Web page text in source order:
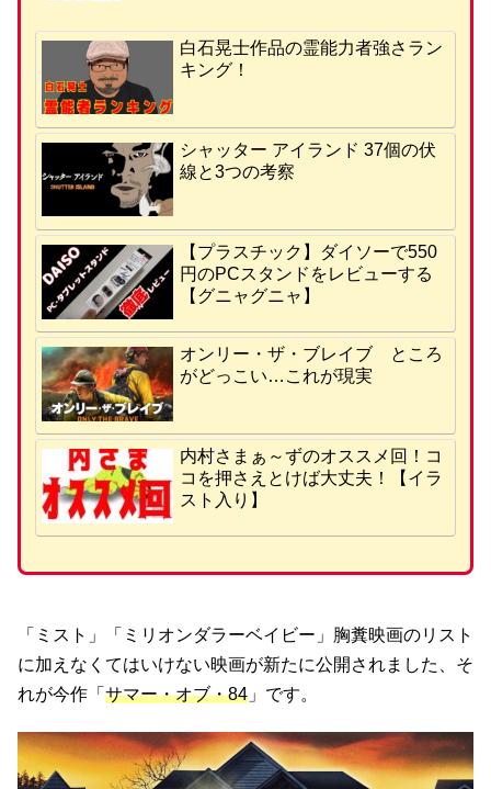
白石晃士作品の霊能力者強さラン
キング！
シャッター アイランド 37個の伏
線と3つの考察
【プラスチック】ダイソーで550
円のPCスタンドをレビューする
【グニャグニャ】
オンリー・ザ・ブレイブ ところ
がどっこい…これが現実
内村さまぁ～ずのオススメ回！コ
コを押さえとけば大丈夫！【イラ
スト入り】
「ミスト」「ミリオンダラーベイビー」胸糞映画のリスト
に加えなくてはいけない映画が新たに公開されました、そ
れが今作「 サマー・オブ・84 」です。